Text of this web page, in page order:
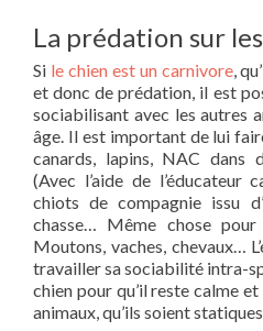
La prédation sur
Si le chien est un carnivore,
et donc de prédation, il est
sociabilisant avec les autres
âge. Il est important de lui
canards, lapins, NAC dans
(Avec l’aide de l’éducateur
chiots de compagnie issu
chasse… Même chose
Moutons, vaches, chevaux…
travailler sa sociabilité intra-
chien pour qu’il reste calme
animaux, qu’ils soient